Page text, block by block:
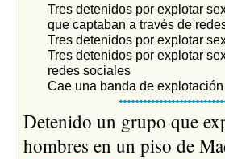
Tres detenidos por explotar
que captaban a través de
Tres detenidos por explotar
Tres detenidos por explotar
redes sociales
Cae una banda de
Detenido un grupo que
hombres en un piso de